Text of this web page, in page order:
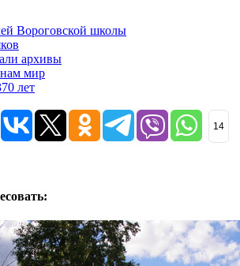
Вороговской школы
архивы
мир
лет
14